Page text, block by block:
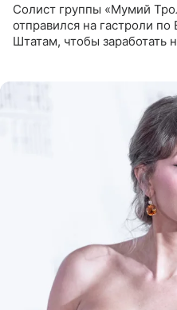
Солист группы «Мумий
отправился на гастроли
Штатам, чтобы заработать